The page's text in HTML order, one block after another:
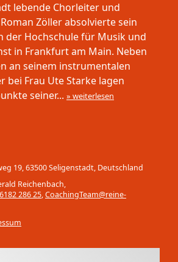
lebende Chorleiter und
Zöller absolvierte sein
der Hochschule für Musik und
in Frankfurt am Main. Neben
an seinem instrumentalen
bei Frau Ute Starke lagen
seiner... » weiterlesen
19, 63500 Seligenstadt, Deutschland
Reichenbach,
286 25,CoachingTeam@reine-